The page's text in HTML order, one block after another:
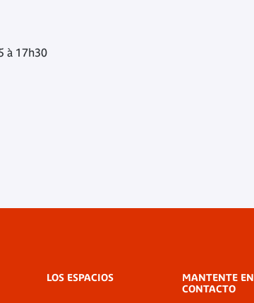
à 17h30
LOS ESPACIOS
MANTENTE EN
CONTACTO